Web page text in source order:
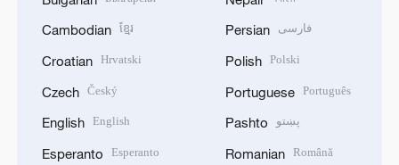
Cambodian ខ្មែរ
Croatian Hrvatski
Czech Český
English English
Esperanto Esperanto
Persian فارسی
Polish Polski
Portuguese Português
Pashto پښتو
Romanian Română